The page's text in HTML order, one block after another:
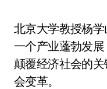
北京大学教授杨
一个产业蓬勃发
颠覆经济社会的
会变革。